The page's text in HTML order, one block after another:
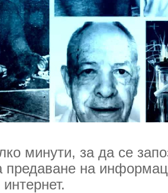
минути, за да се
предаване на